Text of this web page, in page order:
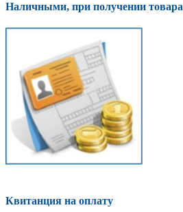
Наличными, при получении товара
Квитанция на оплату